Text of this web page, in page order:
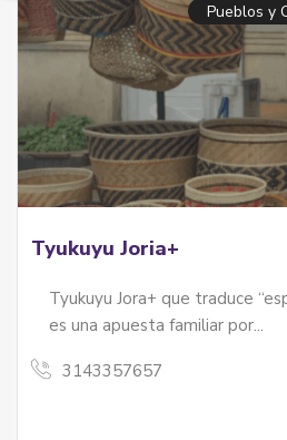
Pueblos y
Tyukuyu Joria+
Tyukuyu Jora+ que traduce
es una apuesta familiar por...
3143357657